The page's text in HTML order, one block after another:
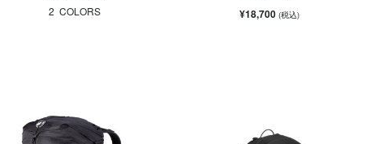
2 COLORS
¥18,700 (税込)